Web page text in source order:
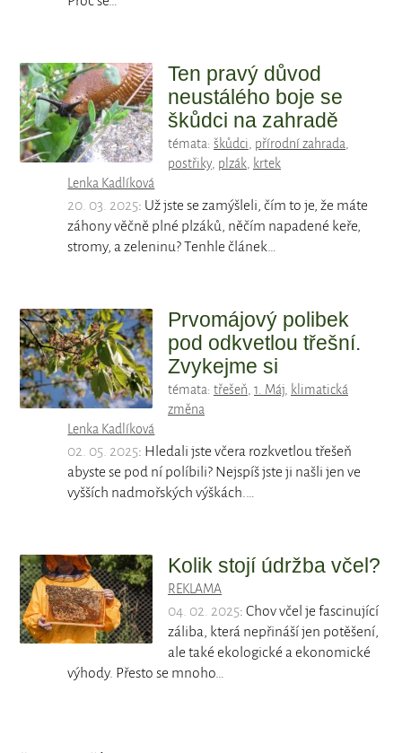
Ten pravý důvod
neustálého boje se
škůdci na zahradě
témata: škůdci, přírodní zahrada,
postřiky, plzák, krtek
Lenka Kadlíková
20. 03. 2025: Už jste se zamýšleli, čím to je, že máte
záhony věčně plné plzáků, něčím napadené keře,
stromy, a zeleninu? Tenhle článek…
Prvomájový polibek
pod odkvetlou třešní.
Zvykejme si
témata: třešeň, 1. Máj, klimatická
změna
Lenka Kadlíková
02. 05. 2025: Hledali jste včera rozkvetlou třešeň
abyste se pod ní políbili? Nejspíš jste ji našli jen ve
vyšších nadmořských výškách.…
Kolik stojí údržba včel?
REKLAMA
04. 02. 2025: Chov včel je fascinující
záliba, která nepřináší jen potěšení,
ale také ekologické a ekonomické
výhody. Přesto se mnoho…